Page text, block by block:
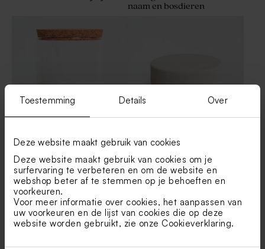
Toestemming Details Over
Deze website maakt gebruik van cookies
Deze website maakt gebruik van cookies om je
surfervaring te verbeteren en om de website en
webshop beter af te stemmen op je behoeften en
voorkeuren.
Voor meer informatie over cookies, het aanpassen van
uw voorkeuren en de lijst van cookies die op deze
website worden gebruikt, zie onze Cookieverklaring.
Vierkant label met
bloemetjes
Zomers naamlabel met
parasolletjes
naam en bosdieren
Grote glazen pot met kurk
Velvet traktatiedoosje rond